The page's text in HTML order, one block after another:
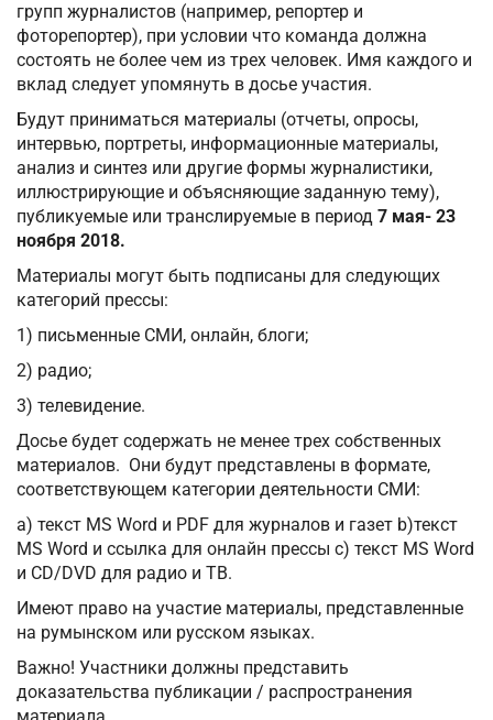
групп журналистов (например, репортер и
фоторепортер), при условии что команда должна
состоять не более чем из трех человек. Имя каждого и
вклад следует упомянуть в досье участия.
Будут приниматься материалы (отчеты, опросы,
интервью, портреты, информационные материалы,
анализ и синтез или другие формы журналистики,
иллюстрирующие и объясняющие заданную тему),
публикуемые или транслируемые в период 7 мая- 23
ноября 2018.
Материалы могут быть подписаны для следующих
категорий прессы:
1) письменные СМИ, онлайн, блоги;
2) радио;
3) телевидение.
Досье будет содержать не менее трех собственных
материалов. Они будут представлены в формате,
соответствующем категории деятельности СМИ:
a) текст MS Word и PDF для журналов и газет b)текст
MS Word и ссылка для онлайн прессы c) текст MS Word
и CD/DVD для радио и ТВ.
Имеют право на участие материалы, представленные
на румынском или русском языках.
Важно! Участники должны представить
доказательства публикации / распространения